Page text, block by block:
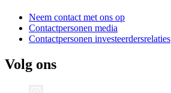
Neem contact met ons op
Contactpersonen media
Contactpersonen investeerdersrelaties
Volg ons